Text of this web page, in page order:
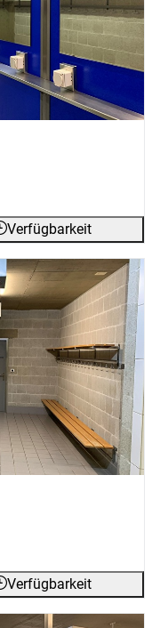
Verfügbarkeit
Verfügbarkeit